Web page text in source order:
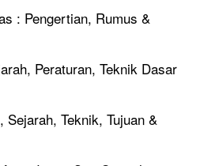
: Pengertian, Rumus &
Peraturan, Teknik Dasar
Teknik, Tujuan &